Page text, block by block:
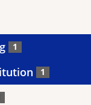
1
1